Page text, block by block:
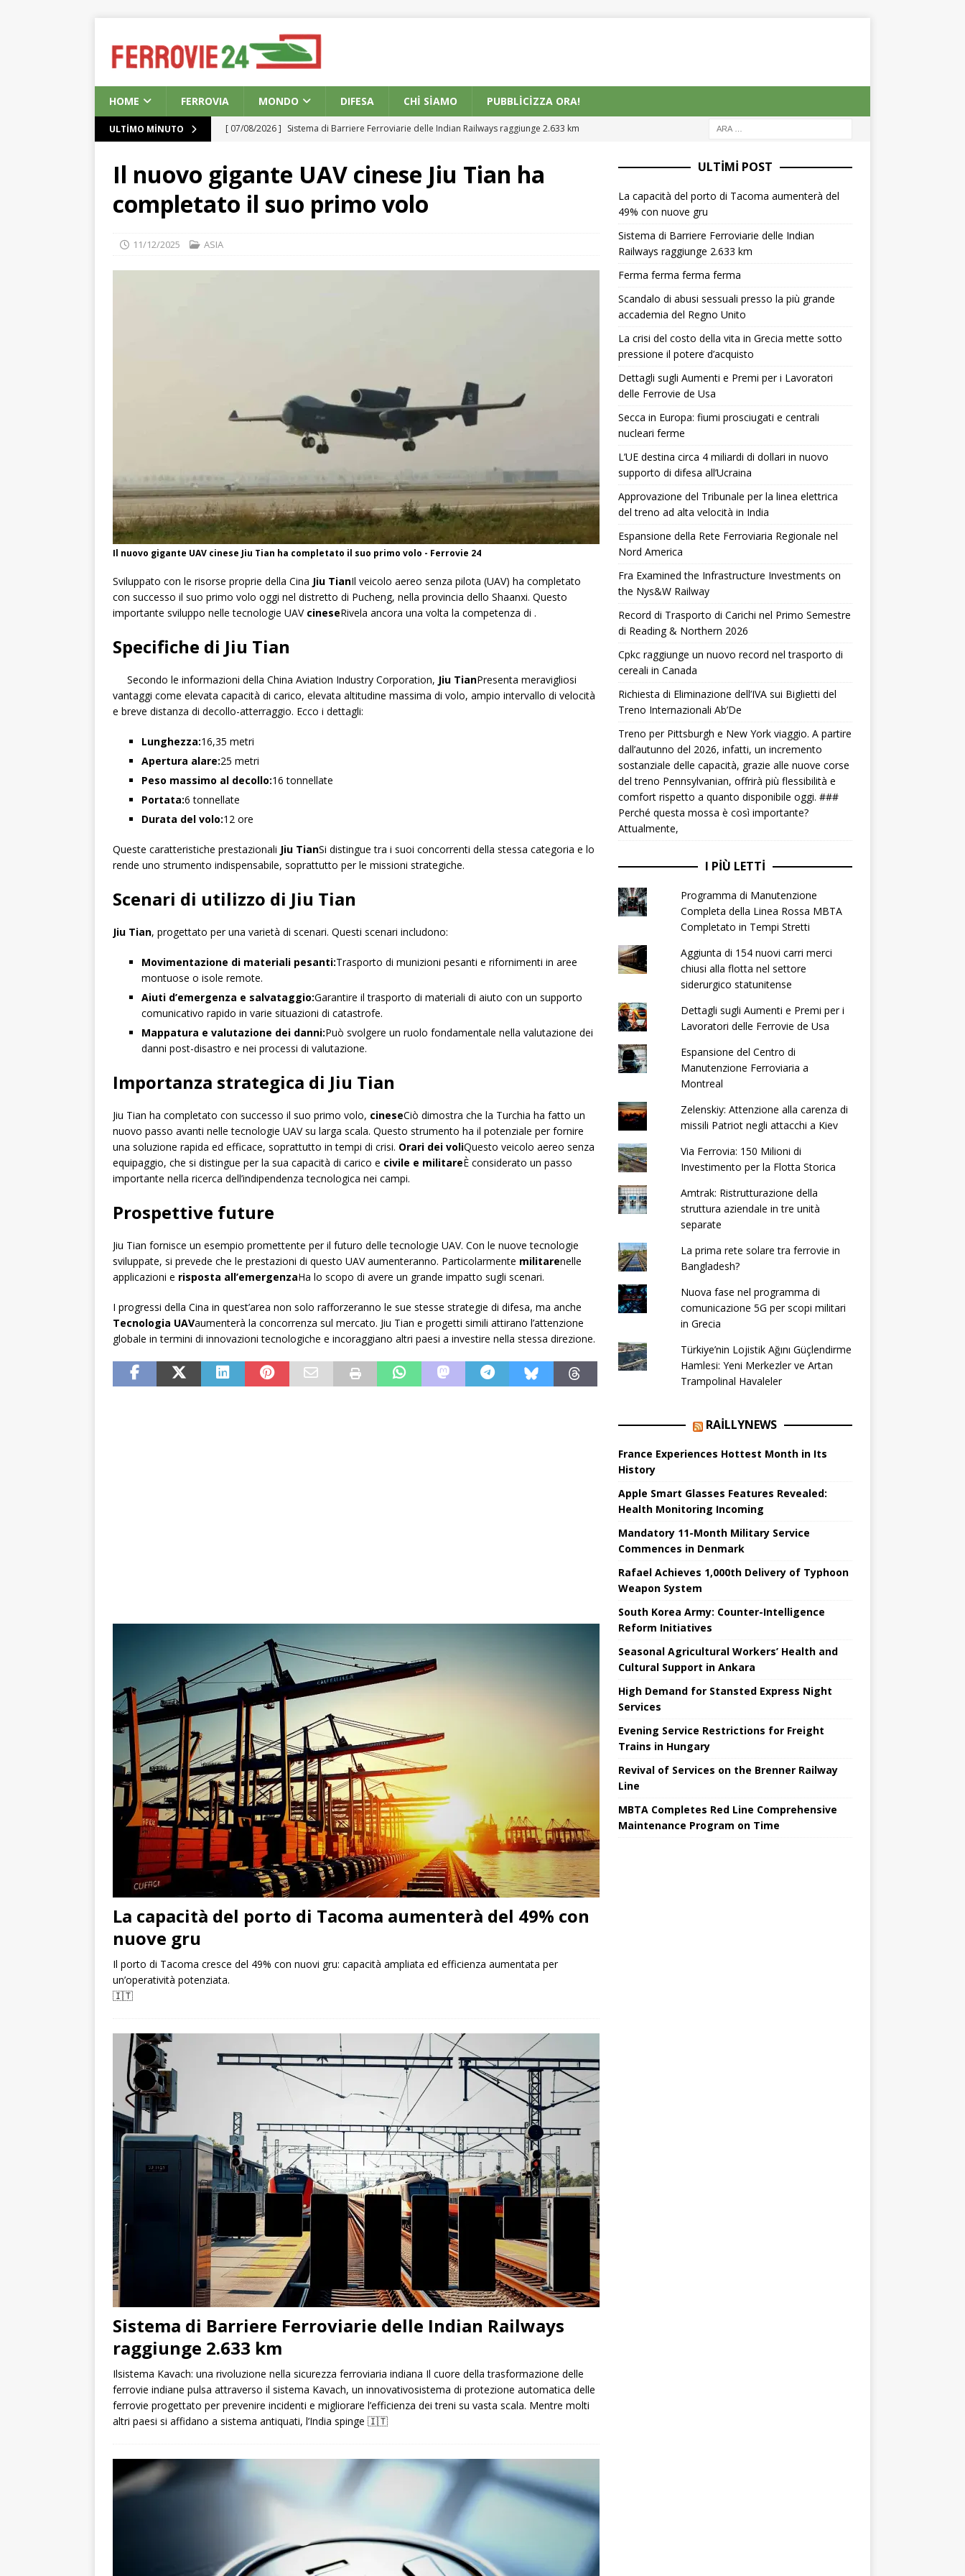
HOME FERROVIA MONDO DIFESA CHI SIAMO PUBBLICIZZA ORA!
ULTIMO MINUTO [ 07/08/2026 ] Sistema di Barriere Ferroviarie delle Indian Railways raggiunge 2.633 km
[ 07/08/2026 ] Ferma ferma ferma ferma
_MACCHIARE
[ 07/08/2026 ] Scandalo di abusi sessuali presso la più grande accademia del Regno
Il nuovo gigante UAV cinese Jiu Tian ha
completato il suo primo volo
11/12/2025 ASIA
Il nuovo gigante UAV cinese Jiu Tian ha completato il suo primo volo - Ferrovie 24
Sviluppato con le risorse proprie della Cina Jiu TianIl veicolo aereo senza pilota (UAV) ha completato
con successo il suo primo volo oggi nel distretto di Pucheng, nella provincia dello Shaanxi. Questo
importante sviluppo nelle tecnologie UAV cineseRivela ancora una volta la competenza di .
Specifiche di Jiu Tian
Secondo le informazioni della China Aviation Industry Corporation, Jiu TianPresenta meravigliosi
vantaggi come elevata capacità di carico, elevata altitudine massima di volo, ampio intervallo di velocità
e breve distanza di decollo-atterraggio. Ecco i dettagli:
Lunghezza:16,35 metri
Apertura alare:25 metri
Peso massimo al decollo:16 tonnellate
Portata:6 tonnellate
Durata del volo:12 ore
Queste caratteristiche prestazionali Jiu TianSi distingue tra i suoi concorrenti della stessa categoria e lo
rende uno strumento indispensabile, soprattutto per le missioni strategiche.
Scenari di utilizzo di Jiu Tian
Jiu Tian, progettato per una varietà di scenari. Questi scenari includono:
Movimentazione di materiali pesanti:Trasporto di munizioni pesanti e rifornimenti in aree
montuose o isole remote.
Aiuti d’emergenza e salvataggio:Garantire il trasporto di materiali di aiuto con un supporto
comunicativo rapido in varie situazioni di catastrofe.
Mappatura e valutazione dei danni:Può svolgere un ruolo fondamentale nella valutazione dei
danni post-disastro e nei processi di valutazione.
Importanza strategica di Jiu Tian
Jiu Tian ha completato con successo il suo primo volo, cineseCiò dimostra che la Turchia ha fatto un
nuovo passo avanti nelle tecnologie UAV su larga scala. Questo strumento ha il potenziale per fornire
una soluzione rapida ed efficace, soprattutto in tempi di crisi. Orari dei voliQuesto veicolo aereo senza
equipaggio, che si distingue per la sua capacità di carico e civile e militareÈ considerato un passo
importante nella ricerca dell’indipendenza tecnologica nei campi.
Prospettive future
Jiu Tian fornisce un esempio promettente per il futuro delle tecnologie UAV. Con le nuove tecnologie
sviluppate, si prevede che le prestazioni di questo UAV aumenteranno. Particolarmente militarenelle
applicazioni e risposta all’emergenzaHa lo scopo di avere un grande impatto sugli scenari.
I progressi della Cina in quest’area non solo rafforzeranno le sue stesse strategie di difesa, ma anche
Tecnologia UAVaumenterà la concorrenza sul mercato. Jiu Tian e progetti simili attirano l’attenzione
globale in termini di innovazioni tecnologiche e incoraggiano altri paesi a investire nella stessa direzione.
La capacità del porto di Tacoma aumenterà del 49% con
nuove gru
Il porto di Tacoma cresce del 49% con nuovi gru: capacità ampliata ed efficienza aumentata per
un’operatività potenziata.
🇮🇹
Sistema di Barriere Ferroviarie delle Indian Railways
raggiunge 2.633 km
Ilsistema Kavach: una rivoluzione nella sicurezza ferroviaria indiana Il cuore della trasformazione delle
ferrovie indiane pulsa attraverso il sistema Kavach, un innovativosistema di protezione automatica delle
ferrovie progettato per prevenire incidenti e migliorare l’efficienza dei treni su vasta scala. Mentre molti
altri paesi si affidano a sistema antiquati, l’India spinge 🇮🇹
ULTIMI POST
La capacità del porto di Tacoma aumenterà del
49% con nuove gru
Sistema di Barriere Ferroviarie delle Indian
Railways raggiunge 2.633 km
Ferma ferma ferma ferma
Scandalo di abusi sessuali presso la più grande
accademia del Regno Unito
La crisi del costo della vita in Grecia mette sotto
pressione il potere d’acquisto
Dettagli sugli Aumenti e Premi per i Lavoratori
delle Ferrovie de Usa
Secca in Europa: fiumi prosciugati e centrali
nucleari ferme
L’UE destina circa 4 miliardi di dollari in nuovo
supporto di difesa all’Ucraina
Approvazione del Tribunale per la linea elettrica
del treno ad alta velocità in India
Espansione della Rete Ferroviaria Regionale nel
Nord America
Fra Examined the Infrastructure Investments on
the Nys&W Railway
Record di Trasporto di Carichi nel Primo Semestre
di Reading & Northern 2026
Cpkc raggiunge un nuovo record nel trasporto di
cereali in Canada
Richiesta di Eliminazione dell’IVA sui Biglietti del
Treno Internazionali Ab’De
Treno per Pittsburgh e New York viaggio. A partire
dall’autunno del 2026, infatti, un incremento
sostanziale delle capacità, grazie alle nuove corse
del treno Pennsylvanian, offrirà più flessibilità e
comfort rispetto a quanto disponibile oggi. ###
Perché questa mossa è così importante?
Attualmente,
I PIÙ LETTI
Programma di Manutenzione
Completa della Linea Rossa MBTA
Completato in Tempi Stretti
Aggiunta di 154 nuovi carri merci
chiusi alla flotta nel settore
siderurgico statunitense
Dettagli sugli Aumenti e Premi per i
Lavoratori delle Ferrovie de Usa
Espansione del Centro di
Manutenzione Ferroviaria a
Montreal
Zelenskiy: Attenzione alla carenza di
missili Patriot negli attacchi a Kiev
Via Ferrovia: 150 Milioni di
Investimento per la Flotta Storica
Amtrak: Ristrutturazione della
struttura aziendale in tre unità
separate
La prima rete solare tra ferrovie in
Bangladesh?
Nuova fase nel programma di
comunicazione 5G per scopi militari
in Grecia
Türkiye’nin Lojistik Ağını Güçlendirme
Hamlesi: Yeni Merkezler ve Artan
Trampolinal Havaleler
RAILLYNEWS
France Experiences Hottest Month in Its
History
Apple Smart Glasses Features Revealed:
Health Monitoring Incoming
Mandatory 11-Month Military Service
Commences in Denmark
Rafael Achieves 1,000th Delivery of Typhoon
Weapon System
South Korea Army: Counter-Intelligence
Reform Initiatives
Seasonal Agricultural Workers’ Health and
Cultural Support in Ankara
High Demand for Stansted Express Night
Services
Evening Service Restrictions for Freight
Trains in Hungary
Revival of Services on the Brenner Railway
Line
MBTA Completes Red Line Comprehensive
Maintenance Program on Time